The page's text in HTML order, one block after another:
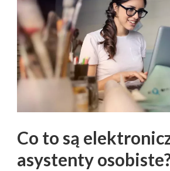
Co to są
asystenty